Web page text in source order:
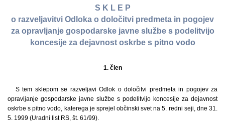
S K L E P
o razveljavitvi Odloka o določitvi predmeta in pogojev
za opravljanje gospodarske javne službe s podelitvijo
koncesije za dejavnost oskrbe s pitno vodo
1. člen
S tem sklepom se razveljavi Odlok o določitvi predmeta in pogojev za
opravljanje gospodarske javne službe s podelitvijo koncesije za dejavnost
oskrbe s pitno vodo, katerega je sprejel občinski svet na 5. redni seji, dne 31.
5. 1999 (Uradni list RS, št. 61/99).